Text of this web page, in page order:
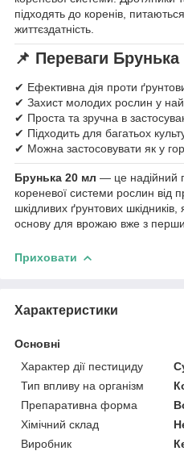
підходять до коренів,
життєздатність.
📌 Переваги
✔ Ефективна дія проти
✔ Захист молодих рослин у
✔ Проста та зручна в
✔ Підходить для багатьох
✔ Можна застосовувати як у
Брунька 20 мл — це надійний
кореневої системи рослин від
шкідливих ґрунтових
основу для врожаю вже з перших
Приховати
Характеристики
Основні
Характер дії пестициду
Тип впливу на організм
Препаративна форма
Хімічний склад
Виробник